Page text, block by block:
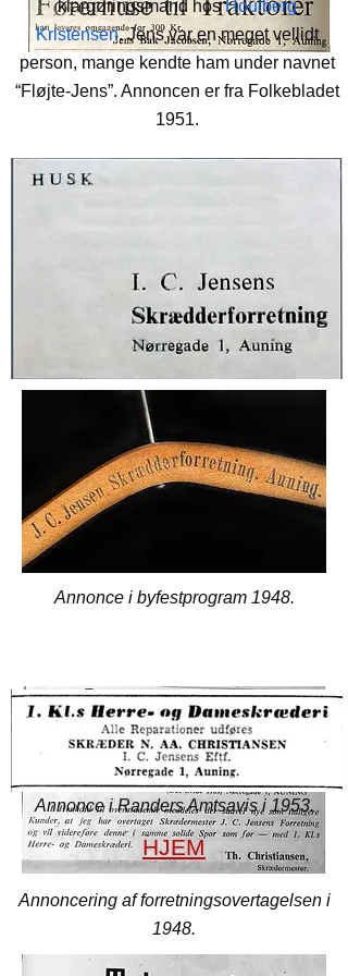
klargøringsmand hosHoulberg
Kristensen. Jens var en meget vellidt
person, mange kendte ham under navnet
“Fløjte-Jens”. Annoncen er fra Folkebladet
1951.
Annonce i byfestprogram 1948.
Annoncering af forretningsovertagelsen i
1948.
Annonce i Randers Amtsavis i 1953.
HJEM